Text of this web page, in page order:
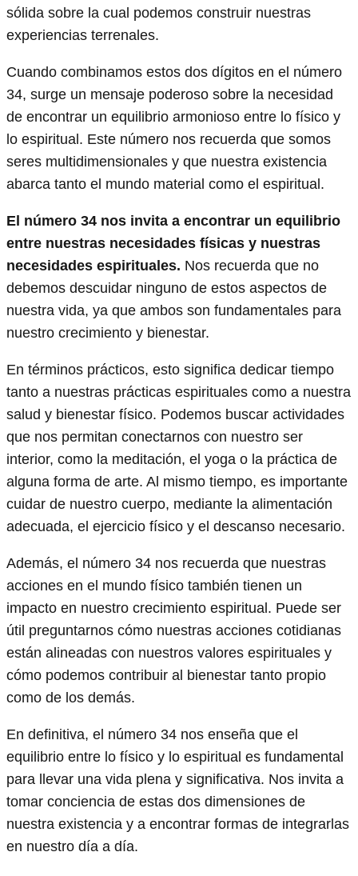
sólida sobre la cual podemos construir nuestras
experiencias terrenales.
Cuando combinamos estos dos dígitos en el número
34, surge un mensaje poderoso sobre la necesidad
de encontrar un equilibrio armonioso entre lo físico y
lo espiritual. Este número nos recuerda que somos
seres multidimensionales y que nuestra existencia
abarca tanto el mundo material como el espiritual.
El número 34 nos invita a encontrar un equilibrio
entre nuestras necesidades físicas y nuestras
necesidades espirituales. Nos recuerda que no
debemos descuidar ninguno de estos aspectos de
nuestra vida, ya que ambos son fundamentales para
nuestro crecimiento y bienestar.
En términos prácticos, esto significa dedicar tiempo
tanto a nuestras prácticas espirituales como a nuestra
salud y bienestar físico. Podemos buscar actividades
que nos permitan conectarnos con nuestro ser
interior, como la meditación, el yoga o la práctica de
alguna forma de arte. Al mismo tiempo, es importante
cuidar de nuestro cuerpo, mediante la alimentación
adecuada, el ejercicio físico y el descanso necesario.
Además, el número 34 nos recuerda que nuestras
acciones en el mundo físico también tienen un
impacto en nuestro crecimiento espiritual. Puede ser
útil preguntarnos cómo nuestras acciones cotidianas
están alineadas con nuestros valores espirituales y
cómo podemos contribuir al bienestar tanto propio
como de los demás.
En definitiva, el número 34 nos enseña que el
equilibrio entre lo físico y lo espiritual es fundamental
para llevar una vida plena y significativa. Nos invita a
tomar conciencia de estas dos dimensiones de
nuestra existencia y a encontrar formas de integrarlas
en nuestro día a día.